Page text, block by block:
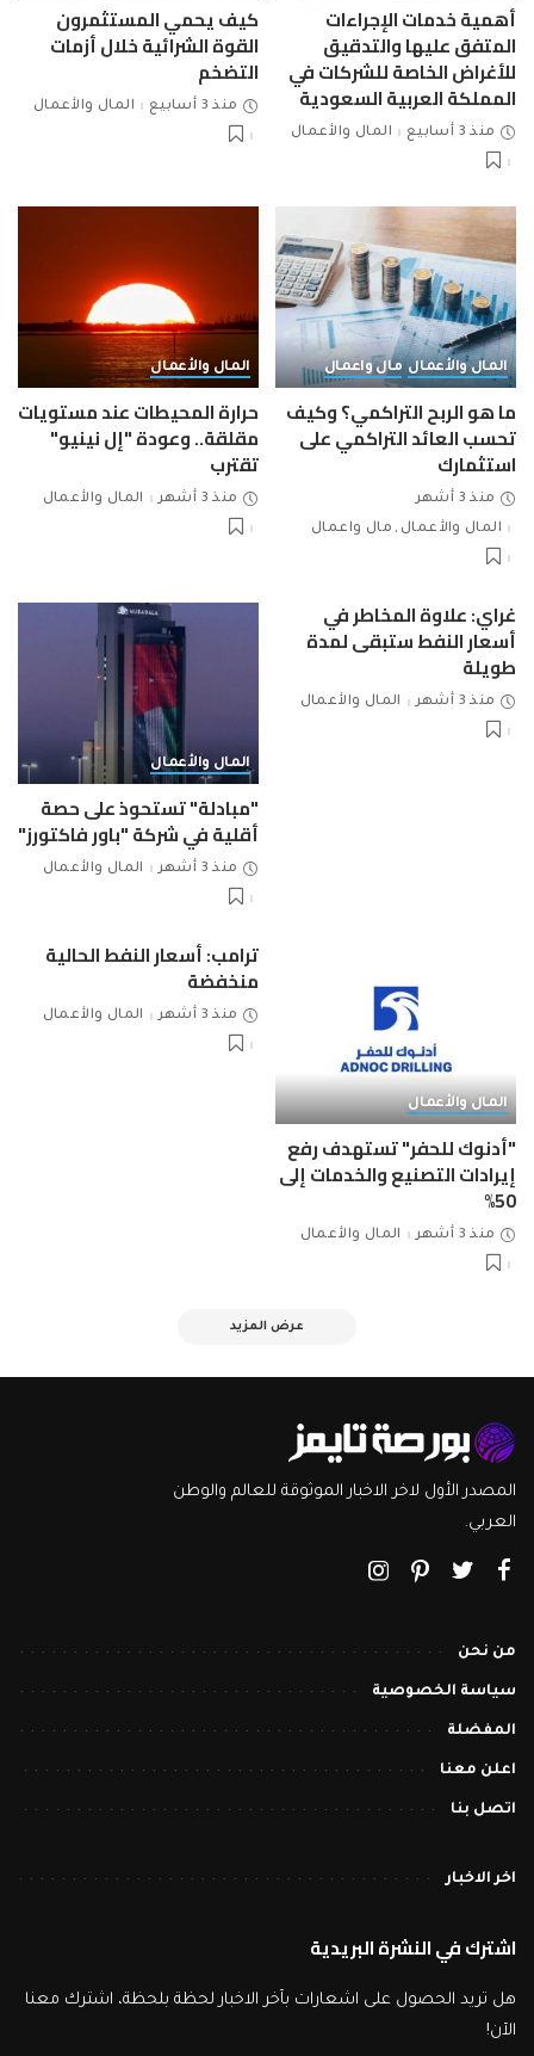
أهمية خدمات الإجراءات
المتفق عليها والتدقيق
للأغراض الخاصة للشركات في
المملكة العربية السعودية
منذ 3 أسابيع المال والأعمال
كيف يحمي المستثمرون
القوة الشرائية خلال أزمات
التضخم
منذ 3 أسابيع المال والأعمال
المال والأعمال مال واعمال
ما هو الربح التراكمي؟ وكيف
تحسب العائد التراكمي على
استثمارك
منذ 3 أشهر
المال والأعمال
مال واعمال
المال والأعمال
حرارة المحيطات عند مستويات
مقلقة.. وعودة "إل نينيو"
تقترب
منذ 3 أشهر المال والأعمال
غراي: علاوة المخاطر في
أسعار النفط ستبقى لمدة
طويلة
منذ 3 أشهر المال والأعمال
المال والأعمال
"مبادلة" تستحوذ على حصة
أقلية في شركة "باور فاكتورز"
منذ 3 أشهر المال والأعمال
المال والأعمال
"أدنوك للحفر" تستهدف رفع
إيرادات التصنيع والخدمات إلى
50%
منذ 3 أشهر المال والأعمال
ترامب: أسعار النفط الحالية
منخفضة
منذ 3 أشهر المال والأعمال
عرض المزيد
المصدر الأول لاخر الاخبار الموثوقة للعالم والوطن
العربي.
من نحن
سياسة الخصوصية
المفضلة
اعلن معنا
اتصل بنا
اخر الاخبار
اشترك في النشرة البريدية
هل تريد الحصول على اشعارات بآخر الاخبار لحظة بلحظة، اشترك معنا
الآن!